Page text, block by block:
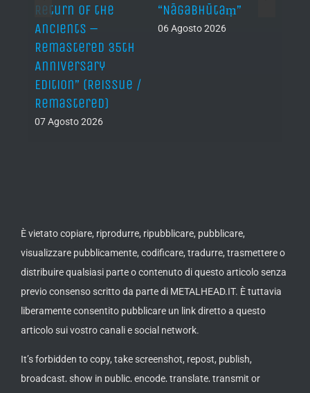
Return of the
Ancients –
Remastered 35th
Anniversary
Edition” (Reissue /
Remastered)
07 Agosto 2026
“Nāgabhūtaṃ”
06 Agosto 2026
È vietato copiare, riprodurre, ripubblicare, pubblicare,
visualizzare pubblicamente, codificare, tradurre, trasmettere o
distribuire qualsiasi parte o contenuto di questo articolo senza
previo consenso scritto da parte di METALHEAD.IT. È tuttavia
liberamente consentito pubblicare un link diretto a questo
articolo sui vostro canali e social network.
It’s forbidden to copy, take screenshot, repost, publish,
broadcast, show in public, encode, translate, transmit or